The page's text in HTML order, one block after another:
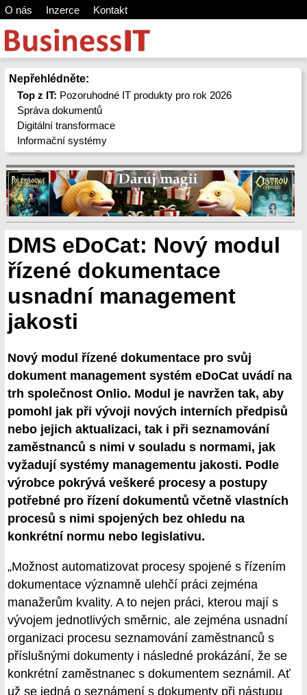
O nás Inzerce Kontakt
Nepřehlédněte:
Top z IT: Pozoruhodné IT produkty pro rok 2026
Správa dokumentů
Digitální transformace
Informační systémy
DMS eDoCat: Nový modul
řízené dokumentace
usnadní management
jakosti
Nový modul řízené dokumentace pro svůj
dokument management systém eDoCat uvádí na
trh společnost Onlio. Modul je navržen tak, aby
pomohl jak při vývoji nových interních předpisů
nebo jejich aktualizaci, tak i při seznamování
zaměstnanců s nimi v souladu s normami, jak
vyžadují systémy managementu jakosti. Podle
výrobce pokrývá veškeré procesy a postupy
potřebné pro řízení dokumentů včetně vlastních
procesů s nimi spojených bez ohledu na
konkrétní normu nebo legislativu.
„Možnost automatizovat procesy spojené s řízením
dokumentace významně ulehčí práci zejména
manažerům kvality. A to nejen práci, kterou mají s
vývojem jednotlivých směrnic, ale zejména usnadní
organizaci procesu seznamování zaměstnanců s
příslušnými dokumenty i následné prokázání, že se
konkrétní zaměstnanec s dokumentem seznámil. Ať
už se jedná o seznámení s dokumenty při nástupu